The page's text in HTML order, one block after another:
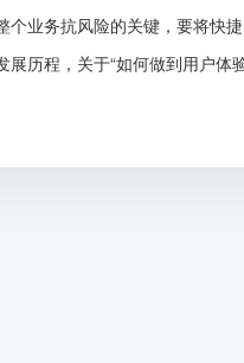
个业务抗风险的关键，要将快
历程，关于“如何做到用户